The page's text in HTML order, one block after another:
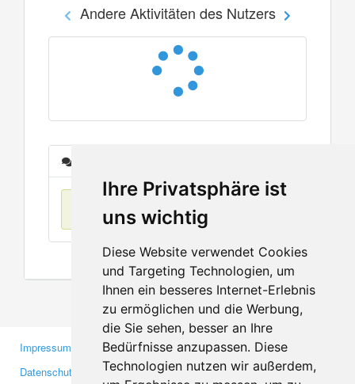
Ihre Privatsphäre ist
uns wichtig
Diese Website verwendet Cookies
und Targeting Technologien, um
Ihnen ein besseres Internet-Erlebnis
zu ermöglichen und die Werbung,
die Sie sehen, besser an Ihre
Bedürfnisse anzupassen. Diese
Technologien nutzen wir außerdem,
Andere Aktivitäten des Nutzers
Keine Einträge
Impressum
Datenschutzerklärung
Gewerbetreibende
Investoren